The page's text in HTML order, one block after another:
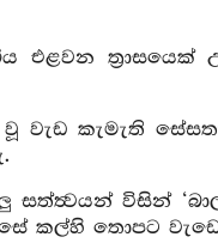
එළවන
වූ වැඩ කැමැති
සත්ත්‍වයන් විසින්
කල්හි තොපට